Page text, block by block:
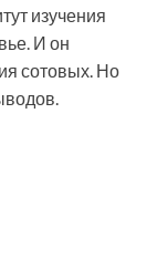
изучения
И он
сотовых. Но